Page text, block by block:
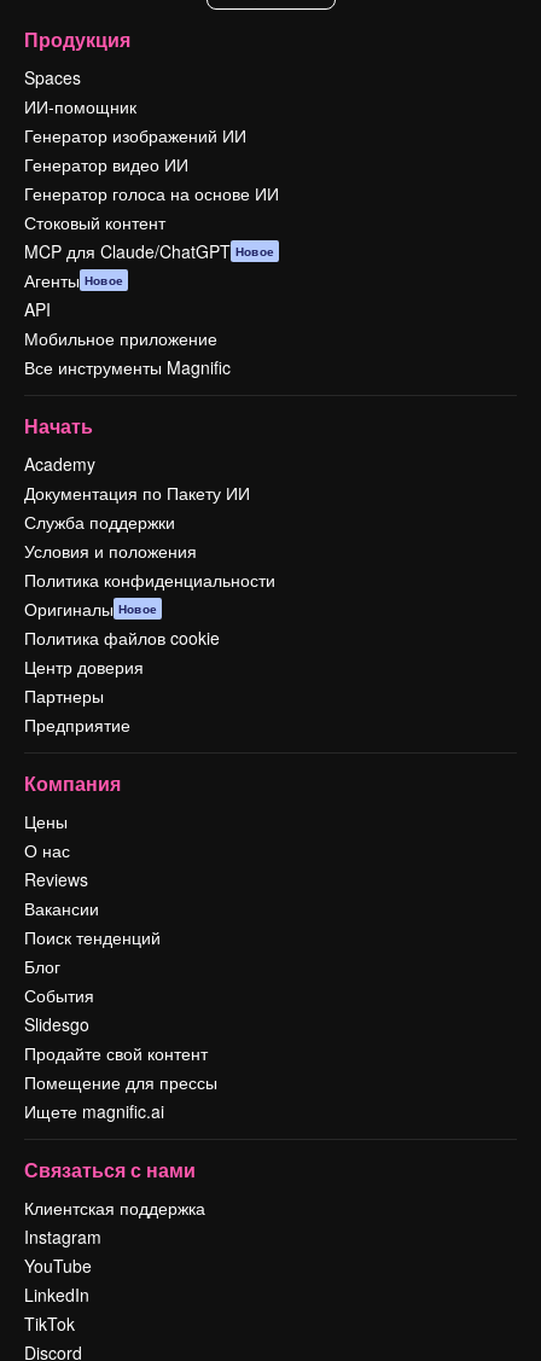
Продукция
Spaces
ИИ-помощник
Генератор изображений ИИ
Генератор видео ИИ
Генератор голоса на основе ИИ
Стоковый контент
MCP для Claude/ChatGPT Новое
Агенты Новое
API
Мобильное приложение
Все инструменты Magnific
Начать
Academy
Документация по Пакету ИИ
Служба поддержки
Условия и положения
Политика конфиденциальности
Оригиналы Новое
Политика файлов cookie
Центр доверия
Партнеры
Предприятие
Компания
Цены
О нас
Reviews
Вакансии
Поиск тенденций
Блог
События
Slidesgo
Продайте свой контент
Помещение для прессы
Ищете magnific.ai
Связаться с нами
Клиентская поддержка
Instagram
YouTube
LinkedIn
TikTok
Discord